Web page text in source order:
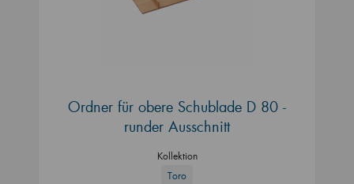
Ordner für obere Schublade D 80 -
runder Ausschnitt
Kollektion
Toro